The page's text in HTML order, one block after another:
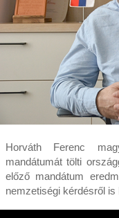
Horváth Ferenc
mandátumát tölti
előző mandátum
nemzetiségi kérdésről is